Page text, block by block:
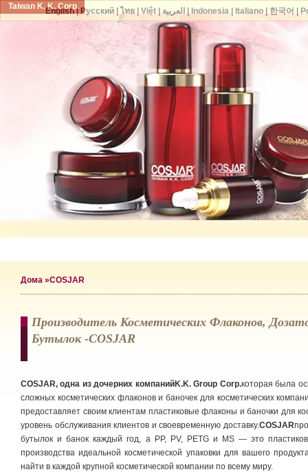
Taiwan K. K. Corp.
Дома »COSJAR
Производитель Косметических Флаконов,
Бутылок -COSJAR
COSJAR, одна из дочерних компанийK.K. Group Corp.которая была
сложных косметических флаконов и баночек для косметических
предоставляет своим клиентам пластиковые флаконы и баночки для
уровень обслуживания клиентов и своевременную доставку.COSJAR
бутылок и банок каждый год, а PP, PV, PETG и MS — это
производства идеальной косметической упаковки для вашего
найти в каждой крупной косметической компании по всему миру.
English| Русский| ไทย| Việt| العربية Indonesia| Italiano| 한국어